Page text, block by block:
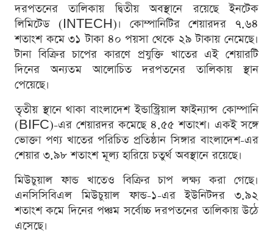
দরপতনের তালিকায় দ্বিতীয় অবস্থানে রয়েছে ইনটেক
লিমিটেড (INTECH)। কোম্পানিটির শেয়ারদর ৭.৬৪
শতাংশ কমে ৩১ টাকা ৪০ পয়সা থেকে ২৯ টাকায় নেমেছে।
টানা বিক্রির চাপের কারণে প্রযুক্তি খাতের এই শেয়ারটি
দিনের অন্যতম আলোচিত দরপতনের তালিকায় স্থান
পেয়েছে।
তৃতীয় স্থানে থাকা বাংলাদেশ ইন্ডাস্ট্রিয়াল ফাইন্যান্স কোম্পানি
(BIFC)-এর শেয়ারদর কমেছে ৪.৫৫ শতাংশ। একই সঙ্গে
ভোক্তা পণ্য খাতের পরিচিত প্রতিষ্ঠান সিঙ্গার বাংলাদেশ-এর
শেয়ার ৩.৯৮ শতাংশ মূল্য হারিয়ে চতুর্থ অবস্থানে রয়েছে।
মিউচুয়াল ফান্ড খাতেও বিক্রির চাপ লক্ষ্য করা গেছে।
এনসিসিবিএল মিউচুয়াল ফান্ড-১-এর ইউনিটদর ৩.৯২
শতাংশ কমে দিনের পঞ্চম সর্বোচ্চ দরপতনের তালিকায় উঠে
এসেছে।